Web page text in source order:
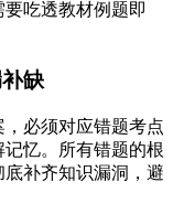
吃透教材例题即
缺
必须对应错题考点
忆。所有错题的根
补齐知识漏洞，避